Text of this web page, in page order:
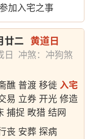
加入宅之事
廿二 黄道日
日
冲煞：冲狗煞
醮 普渡 移徙入宅
易 立券 开光 修造
捕捉 畋猎 结网
丧 安葬 探病